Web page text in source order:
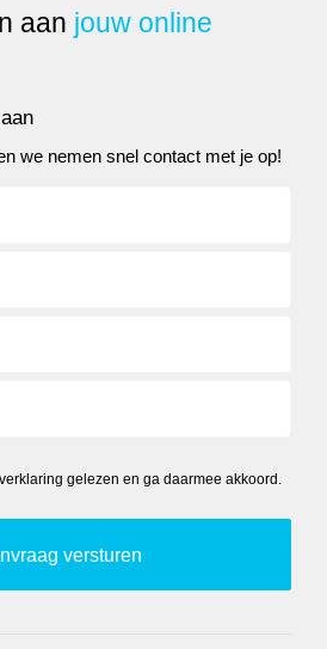
aan jouw online
we nemen snel contact met je op!
gelezen en ga daarmee akkoord.